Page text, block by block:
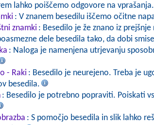
lahko poiščemo odgovore na vprašanja.
: V znanem besedilu iščemo očitne
znamki : Besedilo je že znano iz
dele besedila tako, da dobi
: Naloga je namenjena utrjevanju
- Raki : Besedilo je neurejeno. Treba je
besedila.
: Besedilo je potrebno popraviti. Poiskati
: S pomočjo besedila in slik lahko